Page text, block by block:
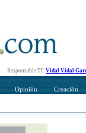
Responsable TI: Vidal Vidal
Opinión Creación